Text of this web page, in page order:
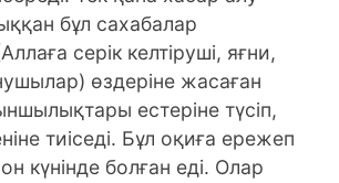
бұл сахабалар
серік келтіруші, яғни,
өздеріне жасаған
естеріне түсіп,
тиіседі. Бұл оқиға ережеп
күнінде болған еді. Олар